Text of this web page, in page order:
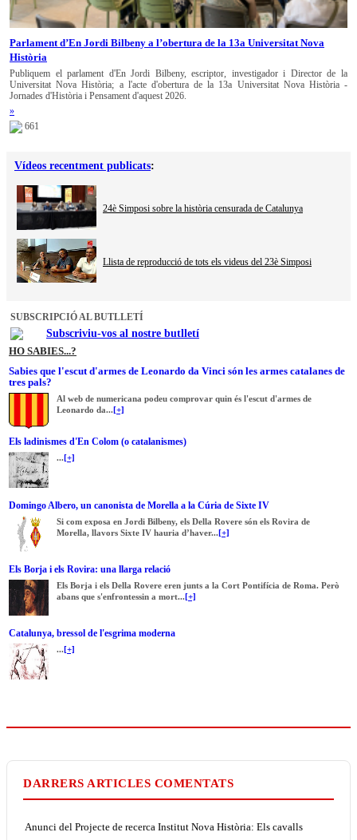
Parlament d’En Jordi Bilbeny a l’obertura de la 13a Universitat Nova
Història
Publiquem el parlament d'En Jordi Bilbeny, escriptor, investigador i Director de la
Universitat Nova Història; a l'acte d'obertura de la 13a Universitat Nova Història -
Jornades d'Història i Pensament d'aquest 2026.
»
661
Vídeos recentment publicats:
24è Simposi sobre la història censurada de Catalunya
Llista de reproducció de tots els videus del 23è Simposi
SUBSCRIPCIÓ AL BUTLLETÍ
Subscriviu-vos al nostre butlletí
HO SABIES...?
Sabies que l'escut d'armes de Leonardo da Vinci són les armes catalanes de
tres pals?
Al web de numericana podeu comprovar quin és l'escut d'armes de
Leonardo da...[+]
Els ladinismes d'En Colom (o catalanismes)
...[+]
Domingo Albero, un canonista de Morella a la Cúria de Sixte IV
Si com exposa en Jordi Bilbeny, els Della Rovere són els Rovira de
Morella, llavors Sixte IV hauria d’haver...[+]
Els Borja i els Rovira: una llarga relació
Els Borja i els Della Rovere eren junts a la Cort Pontifícia de Roma. Però
abans que s'enfrontessin a mort...[+]
Catalunya, bressol de l'esgrima moderna
...[+]
DARRERS ARTICLES COMENTATS
Anunci del Projecte de recerca Institut Nova Història: Els cavalls